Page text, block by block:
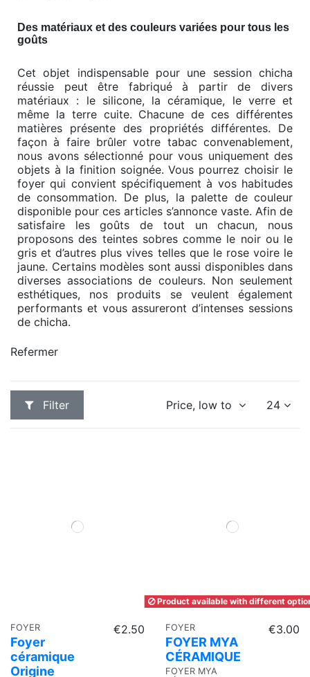
Des matériaux et des couleurs variées pour tous les
goûts
Cet objet indispensable pour une session chicha
réussie peut être fabriqué à partir de divers
matériaux : le silicone, la céramique, le verre et
même la terre cuite. Chacune de ces différentes
matières présente des propriétés différentes. De
façon à faire brûler votre tabac convenablement,
nous avons sélectionné pour vous uniquement des
objets à la finition soignée. Vous pourrez choisir le
foyer qui convient spécifiquement à vos habitudes
de consommation. De plus, la palette de couleur
disponible pour ces articles s’annonce vaste. Afin de
satisfaire les goûts de tout un chacun, nous
proposons des teintes sobres comme le noir ou le
gris et d’autres plus vives telles que le rose voire le
jaune. Certains modèles sont aussi disponibles dans
diverses associations de couleurs. Non seulement
esthétiques, nos produits se veulent également
performants et vous assureront d’intenses sessions
de chicha.
Refermer
Filter Price, low to high 24
FOYER
Foyer
céramique
Origine
€2.50
Product available with different
FOYER
FOYER MYA
CÉRAMIQUE
FOYER MYA
€3.00